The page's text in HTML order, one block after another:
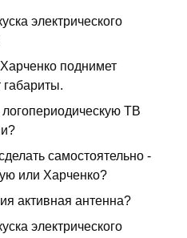
электрического
поднимет
габариты.
ТВ
самостоятельно -
или Харченко?
активная антенна?
электрического